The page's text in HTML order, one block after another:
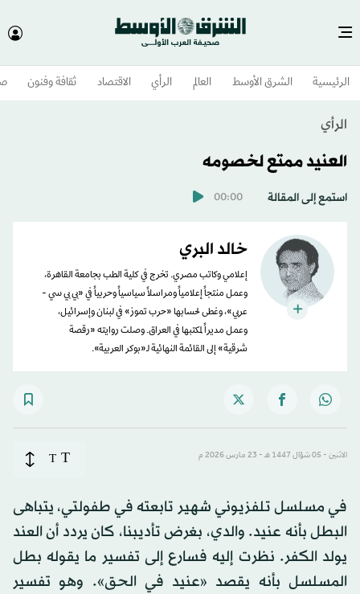
الرئيسية الشرق الأوسط​ العالم الرأي الاقتصاد ثقافة وفنون
الرأي
العنيد ممتع لخصومه
استمع إلى المقالة 00:00
خالد البري
إعلامي وكاتب مصري. تخرج في كلية الطب بجامعة القاهرة،
وعمل منتجاً إعلامياً ومراسلاً سياسياً وحربياً في «بي بي سي -
عربي»، وغطى لحسابها «حرب تموز» في لبنان وإسرائيل،
وعمل مديراً لمكتبها في العراق. وصلت روايته «رقصة
شرقية» إلى القائمة النهائية لـ«بوكر العربية».
الاثنين - 05 شوّال 1447 هـ - 23 مارس 2026 م T
T
في مسلسل تلفزيوني شهير تابعته في طفولتي، يتباهى
البطل بأنه عنيد. والدي، بغرض تأديبنا، كان يردد أن العند
يولد الكفر. نظرت إليه فسارع إلى تفسير ما يقوله بطل
المسلسل بأنه يقصد «عنيد في الحق». وهو تفسير